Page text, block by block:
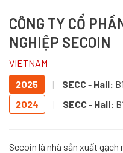
CÔNG TY CỔ
NGHIỆP SECOIN
VIETNAM
2025
| SECC- Hall:
2024
| SECC- Hall:
Secoin là nhà sản xuất